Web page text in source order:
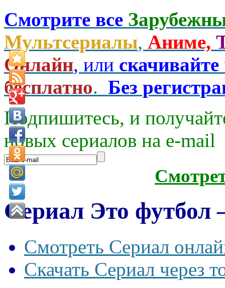
Смотрите все
Мультсериалы, Аниме,
Онлайн, или скачивайте
бесплатно. Без
Подпишитесь, и
новых сериалов на e-mаil
Сериал Это футбол
Смотреть Сериал
Скачать Сериал через